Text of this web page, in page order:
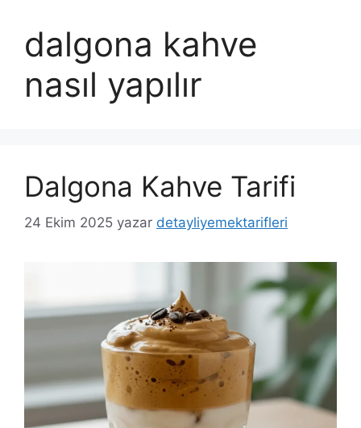
dalgona kahve
nasıl yapılır
Dalgona Kahve Tarifi
24 Ekim 2025 yazar detayliyemektarifleri